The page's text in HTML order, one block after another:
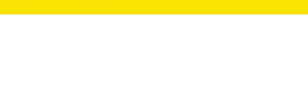
ПОДПИШИТЕСЬ НА НАШУ РАССЫЛКУ